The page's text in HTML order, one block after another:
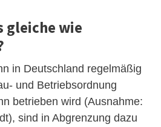
gleiche wie
in Deutschland regelmäßig
und Betriebsordnung
betrieben wird (Ausnahme:
sind in Abgrenzung dazu